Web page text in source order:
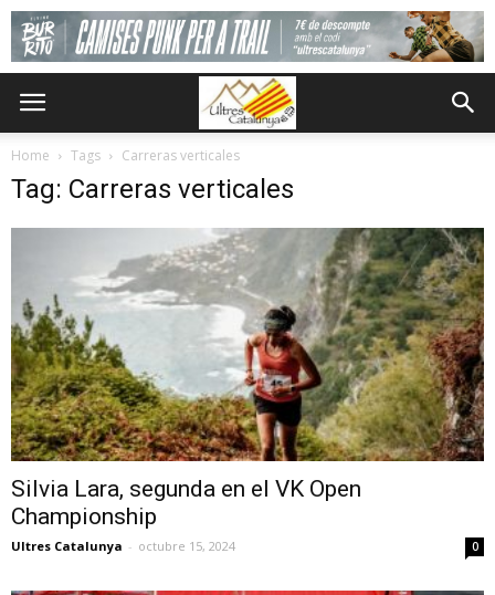
Home Tags Carreras verticales
Tag: Carreras verticales
Silvia Lara, segunda en el VK Open
Championship
Ultres Catalunya - octubre 15, 2024 0